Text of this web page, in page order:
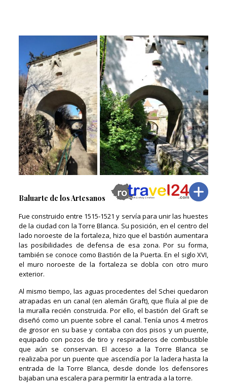
Baluarte de los Artesanos
Fue construido entre 1515-1521 y servía para unir las huestes
de la ciudad con la Torre Blanca. Su posición, en el centro del
lado noroeste de la fortaleza, hizo que el bastión aumentara
las posibilidades de defensa de esa zona. Por su forma,
también se conoce como Bastión de la Puerta. En el siglo XVI,
el muro noroeste de la fortaleza se dobla con otro muro
exterior.
Al mismo tiempo, las aguas procedentes del Schei quedaron
atrapadas en un canal (en alemán Graft), que fluía al pie de
la muralla recién construida. Por ello, el bastión del Graft se
diseñó como un puente sobre el canal. Tenía unos 4 metros
de grosor en su base y contaba con dos pisos y un puente,
equipado con pozos de tiro y respiraderos de combustible
que aún se conservan. El acceso a la Torre Blanca se
realizaba por un puente que ascendía por la ladera hasta la
entrada de la Torre Blanca, desde donde los defensores
bajaban una escalera para permitir la entrada a la torre.